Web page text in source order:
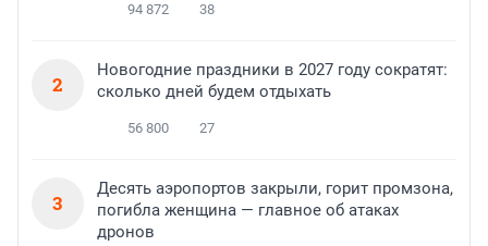
94 872 38
2
Новогодние праздники в 2027 году сократят:
сколько дней будем отдыхать
56 800 27
3
Десять аэропортов закрыли, горит промзона,
погибла женщина — главное об атаках
дронов